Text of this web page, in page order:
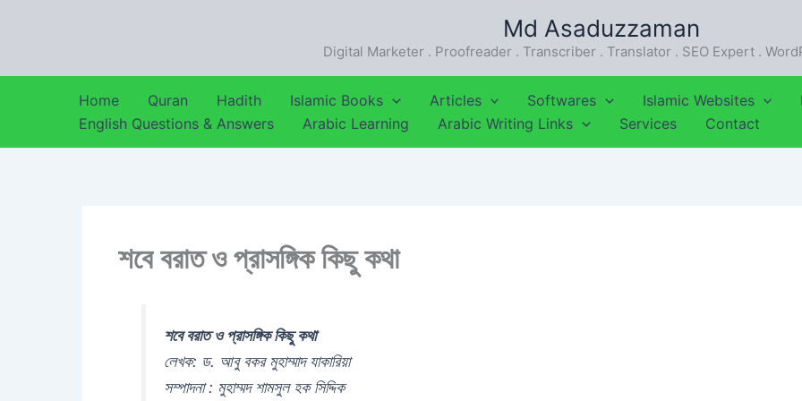
Md Asaduzzaman
Digital Marketer . Proofreader . Transcriber . Translator . SEO Expert .
Home Quran Hadith Islamic Books Articles Softwares Islamic Websites
English Questions & Answers
Arabic Learning Arabic Writing Links Services Contact
শবে বরাত ও প্রাসঙ্গিক কিছু কথা
শবে বরাত ও প্রাসঙ্গিক কিছু কথা
লেখক: ড. আবু বকর মুহাম্মাদ যাকারিয়া
সম্পাদনা : মুহাম্মদ শামসুল হক সিদ্দিক